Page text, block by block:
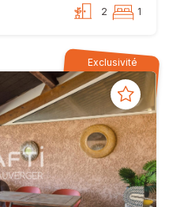
2 1
Exclusivité